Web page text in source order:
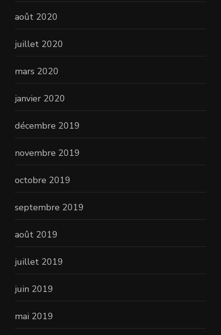
août 2020
juillet 2020
mars 2020
janvier 2020
décembre 2019
novembre 2019
octobre 2019
septembre 2019
août 2019
juillet 2019
juin 2019
mai 2019